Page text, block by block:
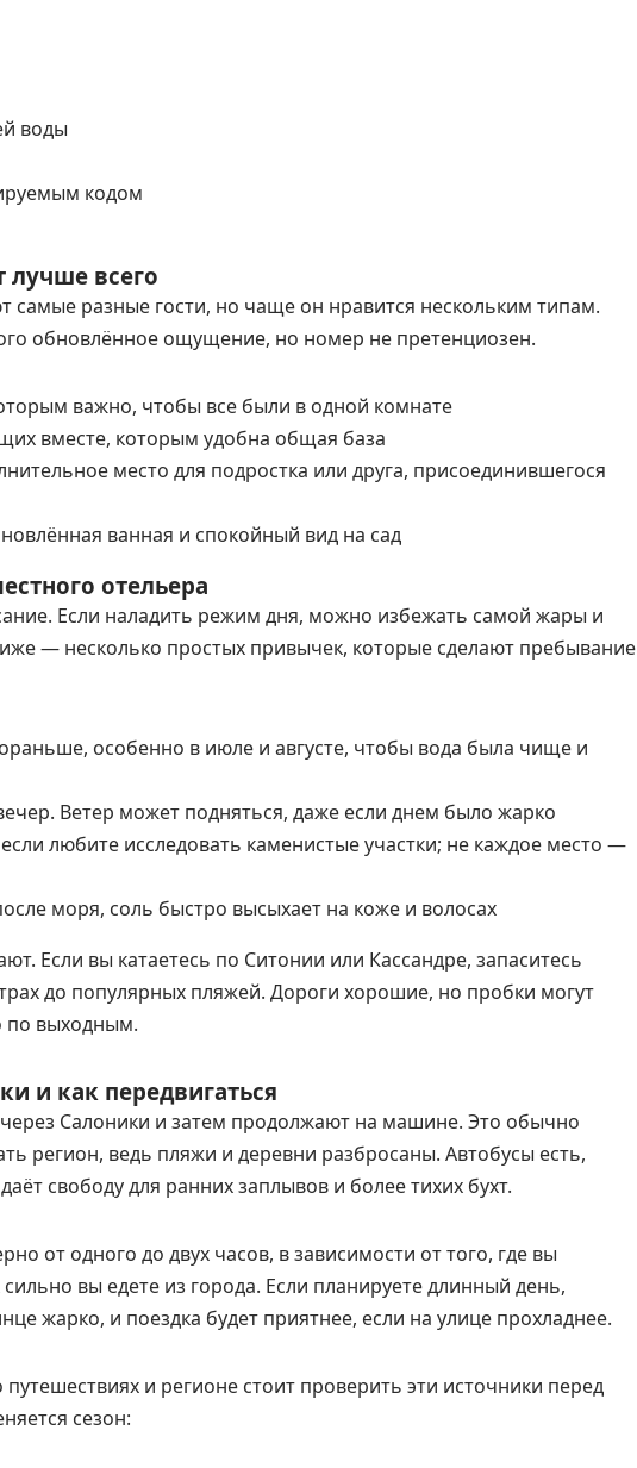
воды
кодом
лучше всего
самые разные гости, но чаще он нравится нескольким типам.
обновлённое ощущение, но номер не претенциозен.
важно, чтобы все были в одной комнате
вместе, которым удобна общая база
место для подростка или друга, присоединившегося
ванная и спокойный вид на сад
отельера
Если наладить режим дня, можно избежать самой жары и
— несколько простых привычек, которые сделают пребывание
особенно в июле и августе, чтобы вода была чище и
Ветер может подняться, даже если днем было жарко
любите исследовать каменистые участки; не каждое место —
моря, соль быстро высыхает на коже и волосах
Если вы катаетесь по Ситонии или Кассандре, запаситесь
до популярных пляжей. Дороги хорошие, но пробки могут
по выходным.
и как передвигаться
Салоники и затем продолжают на машине. Это обычно
регион, ведь пляжи и деревни разбросаны. Автобусы есть,
свободу для ранних заплывов и более тихих бухт.
от одного до двух часов, в зависимости от того, где вы
вы едете из города. Если планируете длинный день,
жарко, и поездка будет приятнее, если на улице прохладнее.
и регионе стоит проверить эти источники перед
сезон: